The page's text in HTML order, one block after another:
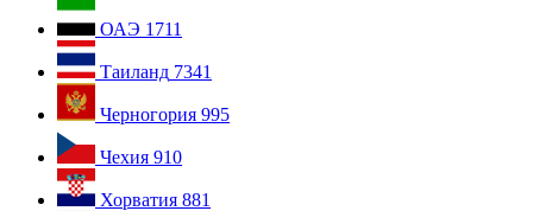
ОАЭ 1711
Таиланд 7341
Черногория 995
Чехия 910
Хорватия 881